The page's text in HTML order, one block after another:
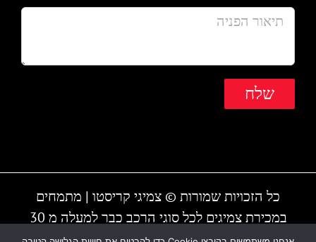
כל הזכויות שמורות © צמיגי קריסטו | מתמחים
במכירת צמיגים לכל סוגי הרכב כבר למעלה מ 30
שנה | המקום עובד גם בשבת | חייגו - 1-700-700-